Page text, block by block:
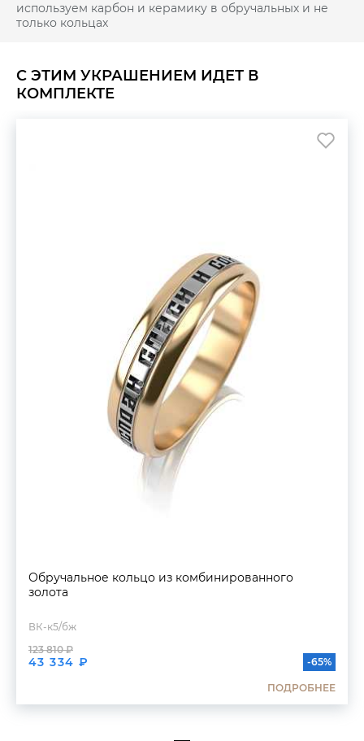
С ЭТИМ УКРАШЕНИЕМ ИДЕТ В
КОМПЛЕКТЕ
Обручальное кольцо из комбинированного
золота
ВК-к5/бж
43 334 ₽
123 810 ₽
-65%
ПОДРОБНЕЕ
используем карбон и керамику в обручальных и не
только кольцах